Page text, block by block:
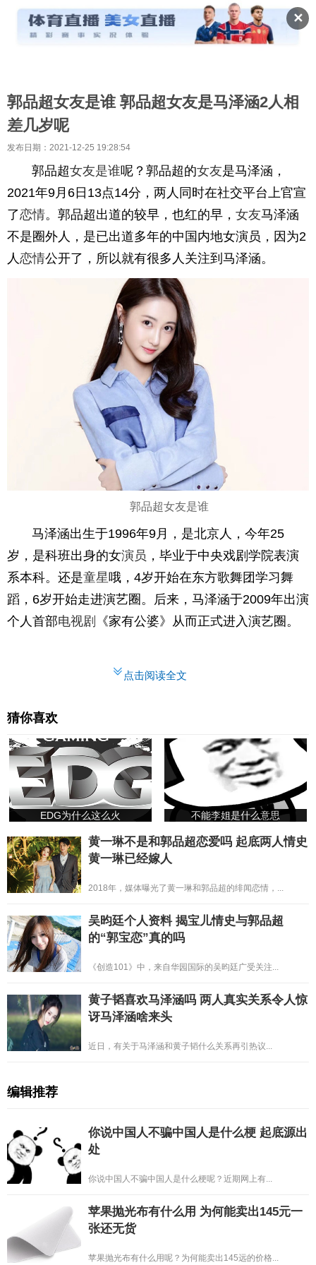
✕
郭品超女友是谁 郭品超女友是马泽涵2人相
差几岁呢
发布日期：2021-12-25 19:28:54
郭品超女友是谁呢？郭品超的女友是马泽涵，
2021年9月6日13点14分，两人同时在社交平台上官宣
了恋情。郭品超出道的较早，也红的早， 女友马泽涵
不是圈外人，是已出道多年的中国内地女演员，因为2
人 恋情公开了，所以就有很多人关注到马泽涵。
郭品超女友是谁
马泽涵出生于1996年9月，是北京人，今年25
岁，是科班出身的女演员 ，毕业于中央戏剧学院表演
系本科。还是童星哦，4岁开始在东方歌舞团学习舞
蹈，6岁开始走进演艺圈。后来，马泽涵于2009年出演
个人首部电视剧 《家有公婆》从而正式进入演艺圈。
点击阅读全文
猜你喜欢
EDG为什么这么火 不能李姐是什么意思
黄一琳不是和郭品超恋爱吗 起底两人情史
黄一琳已经嫁人
2018年，媒体曝光了黄一琳和郭品超的绯闻恋情，...
吴昀廷个人资料 揭宝儿情史与郭品超
的“郭宝恋”真的吗
《创造101》中，来自华园国际的吴昀廷广受关注...
黄子韬喜欢马泽涵吗 两人真实关系令人惊
讶马泽涵啥来头
近日，有关于马泽涵和黄子韬什么关系再引热议...
编辑推荐
你说中国人不骗中国人是什么梗 起底源出
处
你说中国人不骗中国人是什么梗呢？近期网上有...
苹果抛光布有什么用 为何能卖出145元一
张还无货
苹果抛光布有什么用呢？为何能卖出145远的价格...